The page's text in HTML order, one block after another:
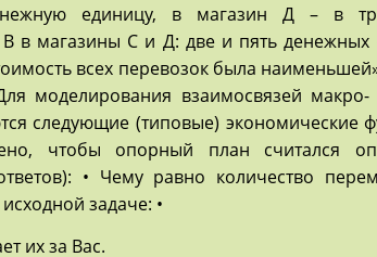
единицу, в магазин Д – в
В в магазины С и Д: две и пять денежных
всех перевозок была
моделирования взаимосвязей
следующие (типовые) экономические
чтобы опорный план считался
• Чему равно количество
задаче: •
их за Вас.